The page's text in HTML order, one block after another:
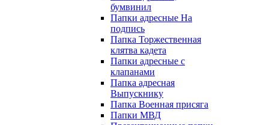
бумвинил
Папки адресные На
подпись
Папка Торжественная
клятва кадета
Папки адресные с
клапанами
Папка адресная
Выпускнику
Папка Военная присяга
Папки МВД